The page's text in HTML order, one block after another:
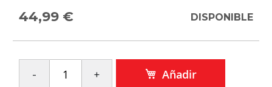
44,99 € DISPONIBLE
Añadir